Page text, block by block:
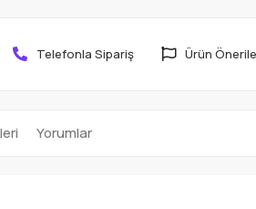
Telefonla Sipariş Ürün
Yorumlar